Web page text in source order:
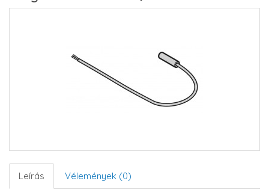
Leírás Vélemények (0)